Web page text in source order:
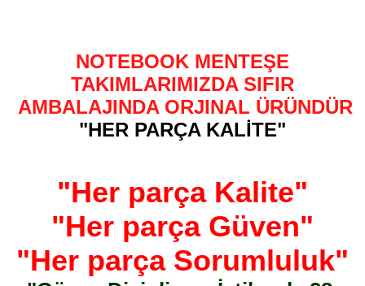
NOTEBOOK MENTEŞE
TAKIMLARIMIZDA SIFIR
AMBALAJINDA ORJINAL ÜRÜNDÜR
"HER PARÇA KALİTE"
"Her parça Kalite"
"Her parça Güven"
"Her parça Sorumluluk"